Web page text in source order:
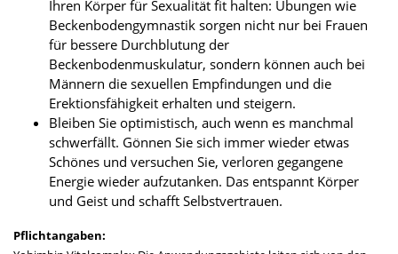
Ihren Körper für Sexualität fit halten: Übungen wie
Beckenbodengymnastik sorgen nicht nur bei Frauen
für bessere Durchblutung der
Beckenbodenmuskulatur, sondern können auch bei
Männern die sexuellen Empfindungen und die
Erektionsfähigkeit erhalten und steigern.
Bleiben Sie optimistisch, auch wenn es manchmal
schwerfällt. Gönnen Sie sich immer wieder etwas
Schönes und versuchen Sie, verloren gegangene
Energie wieder aufzutanken. Das entspannt Körper
und Geist und schafft Selbstvertrauen.
Pflichtangaben: